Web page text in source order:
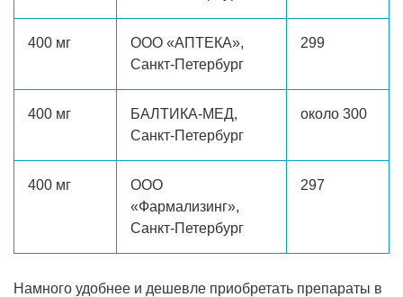
400 мг
ООО «АПТЕКА»,
Санкт-Петербург
299
400 мг
БАЛТИКА-МЕД,
Санкт-Петербург
около 300
400 мг
ООО
«Фармализинг»,
Санкт-Петербург
297
Намного удобнее и дешевле приобретать препараты в